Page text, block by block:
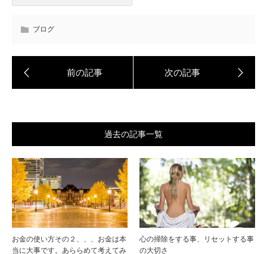
ブログ
過去の記事一覧
お金の使い方その２、、、お金は本
当に大事です。あららめて考えてみ
心の掃除をする事、リセットする事
の大切さ